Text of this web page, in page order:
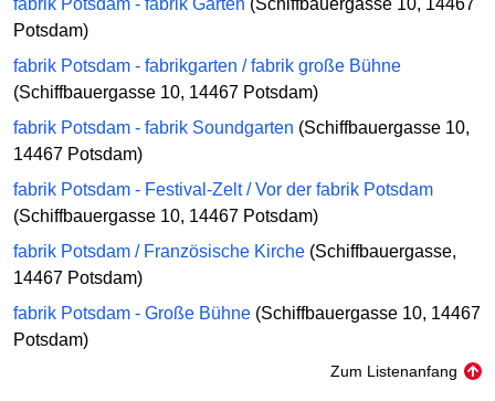
fabrik Potsdam - fabrik Garten (Schiffbauergasse 10, 14467
Potsdam)
fabrik Potsdam - fabrikgarten / fabrik große Bühne
(Schiffbauergasse 10, 14467 Potsdam)
fabrik Potsdam - fabrik Soundgarten (Schiffbauergasse 10,
14467 Potsdam)
fabrik Potsdam - Festival-Zelt / Vor der fabrik Potsdam
(Schiffbauergasse 10, 14467 Potsdam)
fabrik Potsdam / Französische Kirche (Schiffbauergasse,
14467 Potsdam)
fabrik Potsdam - Große Bühne (Schiffbauergasse 10, 14467
Potsdam)
Zum Listenanfang